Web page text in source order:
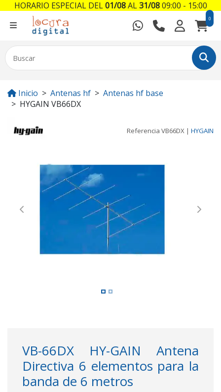
0
Inicio Antenas hf
Antenas hf base
HYGAIN VB66DX
Referencia VB66DX | HYGAIN
Previous Next
VB-66DX HY-GAIN Antena
Directiva 6 elementos para la
banda de 6 metros
HORARIO ESPECIAL DEL01/08AL31/0809:00 - 15:00